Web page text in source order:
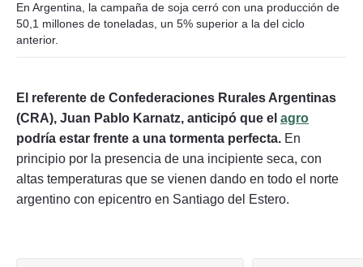
Agronegocios
Seguinos
En Argentina, la campaña de soja cerró con una producción de
50,1 millones de toneladas, un 5% superior a la del ciclo
anterior.
El referente de Confederaciones Rurales Argentinas
(CRA), Juan Pablo Karnatz, anticipó que el agro
podría estar frente a una tormenta perfecta. En
principio por la presencia de una incipiente seca, con
altas temperaturas que se vienen dando en todo el norte
argentino con epicentro en Santiago del Estero.